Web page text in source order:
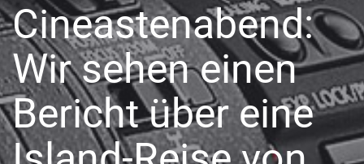
Cineastenabend:
Wir sehen einen
Bericht über eine